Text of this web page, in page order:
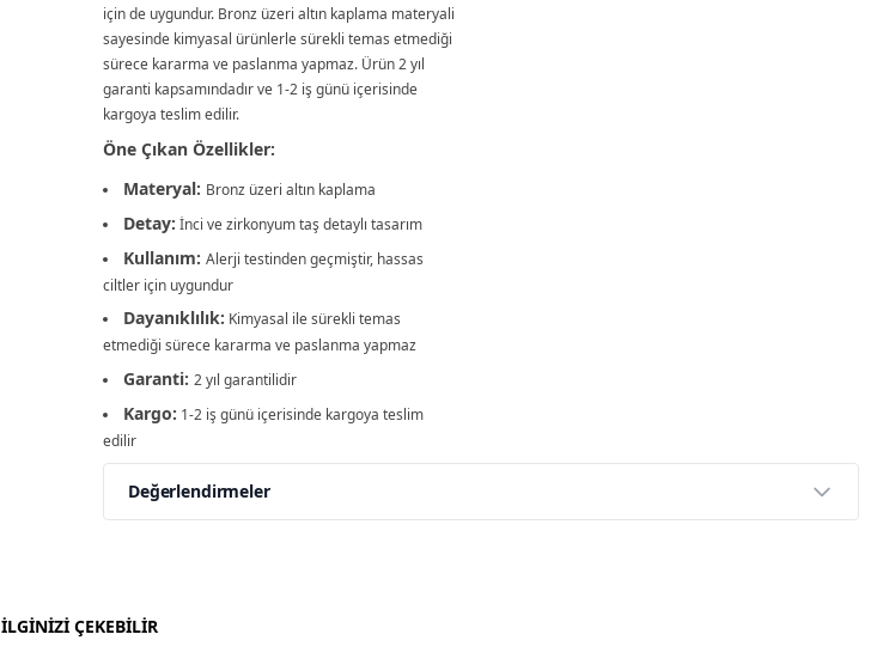
için de uygundur. Bronz üzeri altın kaplama materyali
sayesinde kimyasal ürünlerle sürekli temas etmediği
sürece kararma ve paslanma yapmaz. Ürün 2 yıl
garanti kapsamındadır ve 1-2 iş günü içerisinde
kargoya teslim edilir.
Öne Çıkan Özellikler:
Materyal: Bronz üzeri altın kaplama
Detay: İnci ve zirkonyum taş detaylı tasarım
Kullanım: Alerji testinden geçmiştir, hassas
ciltler için uygundur
Dayanıklılık: Kimyasal ile sürekli temas
etmediği sürece kararma ve paslanma yapmaz
Garanti: 2 yıl garantilidir
Kargo: 1-2 iş günü içerisinde kargoya teslim
edilir
Değerlendirmeler
Bu ürün için henüz değerlendirme yapılmamış. İlk yorumu siz yapın!
İLGİNİZİ ÇEKEBİLİR